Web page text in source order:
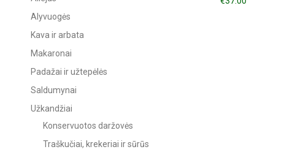
Alyvuogės
Kava ir arbata
Makaronai
Padažai ir užtepėlės
Saldumynai
Užkandžiai
Konservuotos daržovės
Traškučiai, krekeriai ir sūrūs